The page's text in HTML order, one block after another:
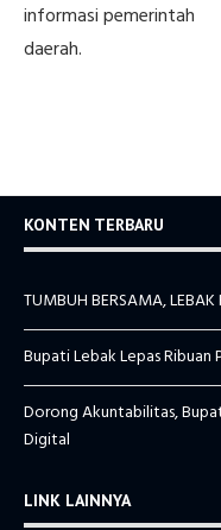
informasi pemerintah
daerah.
KONTEN TERBARU
TUMBUH BERSAMA,
Bupati Lebak Lepas
Dorong Akuntabilitas,
Digital
LINK LAINNYA